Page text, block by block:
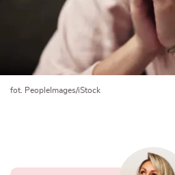
fot. PeopleImages/iStock